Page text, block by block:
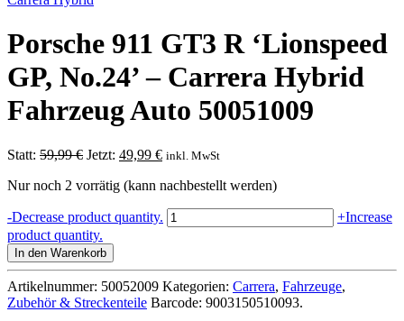
Porsche 911 GT3 R ‘Lionspeed
GP, No.24’ – Carrera Hybrid
Fahrzeug Auto 50051009
Statt: 59,99€ Ursprünglicher
war:
Jetzt: 49,99 €Aktueller
ist:
inkl. MwSt
Nur noch 2 vorrätig (kann nachbestellt werden)
-Decrease product quantity. Porsche
911
'Lionspeed
GP,
No.24'
+Increase
product quantity.
In den Warenkorb
Artikelnummer: 50052009 Kategorien: Carrera, Fahrzeuge,
Zubehör & Streckenteile Barcode: 9003150510093.